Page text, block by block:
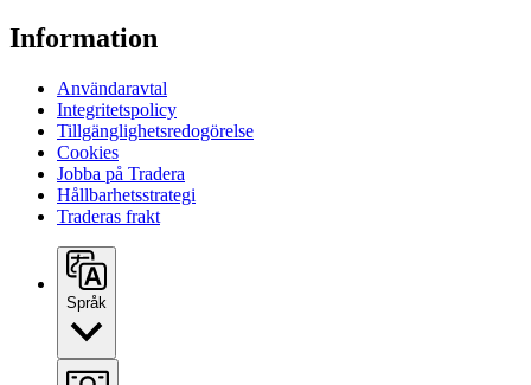
Information
Användaravtal
Integritetspolicy
Tillgänglighetsredogörelse
Cookies
Jobba på Tradera
Hållbarhetsstrategi
Traderas frakt
Språk